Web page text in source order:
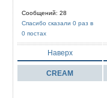
Сообщений: 28
Спасибо сказали 0 раз в
0 постах
Наверх
CREAM